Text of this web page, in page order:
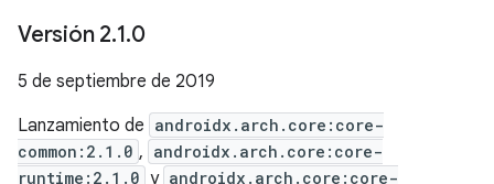
Versión 2.1.0
5 de septiembre de 2019
Lanzamiento de androidx.arch.core:core-
common:2.1.0 , androidx.arch.core:core-
runtime:2.1.0 y androidx.arch.core:core-